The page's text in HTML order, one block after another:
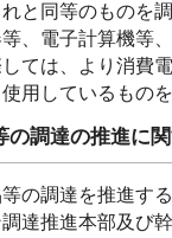
と同等のものを
、電子計算機等
ては、より消費
用しているものを
の調達の推進に
の調達を推進す
達推進本部及び